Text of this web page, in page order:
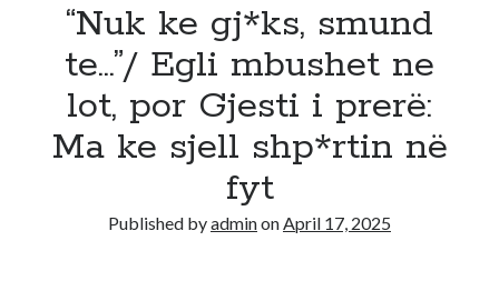
“Nuk ke gj*ks, smund
te…”/ Egli mbushet ne
lot, por Gjesti i prerë:
Ma ke sjell shp*rtin në
fyt
Published byadminonApril 17, 2025